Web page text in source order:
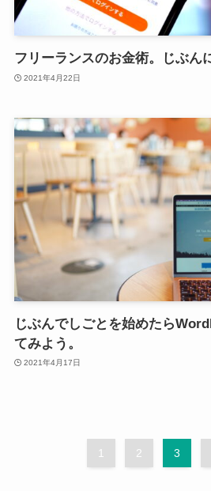
フリーランスのお金術。じぶん
2021年4月22日
じぶんでしごとを始めたら
てみよう。
2021年4月17日
1 2 3